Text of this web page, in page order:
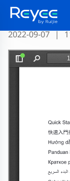
RG-ES216GC
2022-09-07 |